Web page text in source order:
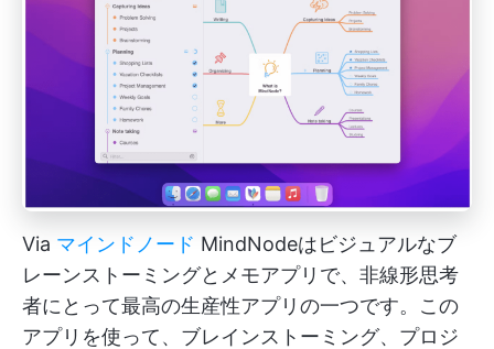
Via マインドノード MindNodeはビジュアルなブ
レーンストーミングとメモアプリで、非線形思考
者にとって最高の生産性アプリの一つです。この
アプリを使って、ブレインストーミング、プロジ